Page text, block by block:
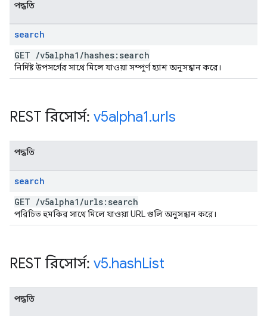
পদ্ধতি
search
GET /v5alpha1 /hashes:search
নির্দিষ্ট উপসর্গের সাথে মিলে যাওয়া সম্পূর্ণ হ্যাশ অনুসন্ধান করে।
REST রিসোর্স: v5alpha1.urls
পদ্ধতি
search
GET /v5alpha1 /urls:search
পরিচিত হুমকির সাথে মিলে যাওয়া URL গুলি অনুসন্ধান করে।
REST রিসোর্স: v5.hashList
পদ্ধতি